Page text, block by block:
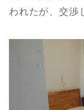
われたが、交渉